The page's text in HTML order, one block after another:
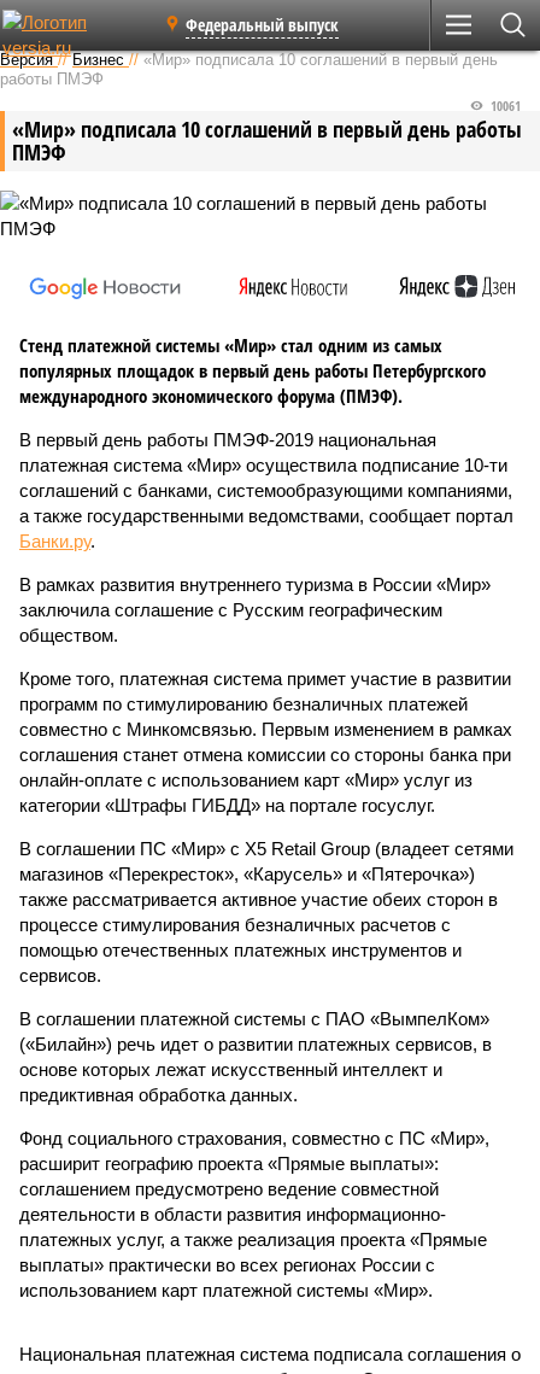
Федеральный выпуск
Версия //Бизнес //«Мир» подписала 10 соглашений в первый день
работы ПМЭФ
«Мир» подписала 10 соглашений в первый день работы
ПМЭФ
10061
Стенд платежной системы «Мир» стал одним из самых
популярных площадок в первый день работы Петербургского
международного экономического форума (ПМЭФ).
В первый день работы ПМЭФ-2019 национальная
платежная система «Мир» осуществила подписание 10-ти
соглашений с банками, системообразующими компаниями,
а также государственными ведомствами, сообщает портал
Банки.ру.
В рамках развития внутреннего туризма в России «Мир»
заключила соглашение с Русским географическим
обществом.
Кроме того, платежная система примет участие в развитии
программ по стимулированию безналичных платежей
совместно с Минкомсвязью. Первым изменением в рамках
соглашения станет отмена комиссии со стороны банка при
онлайн-оплате с использованием карт «Мир» услуг из
категории «Штрафы ГИБДД» на портале госуслуг.
В соглашении ПС «Мир» с X5 Retail Group (владеет сетями
магазинов «Перекресток», «Карусель» и «Пятерочка»)
также рассматривается активное участие обеих сторон в
процессе стимулирования безналичных расчетов с
помощью отечественных платежных инструментов и
сервисов.
В соглашении платежной системы с ПАО «ВымпелКом»
(«Билайн») речь идет о развитии платежных сервисов, в
основе которых лежат искусственный интеллект и
предиктивная обработка данных.
Фонд социального страхования, совместно с ПС «Мир»,
расширит географию проекта «Прямые выплаты»:
соглашением предусмотрено ведение совместной
деятельности в области развития информационно-
платежных услуг, а также реализация проекта «Прямые
выплаты» практически во всех регионах России с
использованием карт платежной системы «Мир».
Национальная платежная система подписала соглашения о